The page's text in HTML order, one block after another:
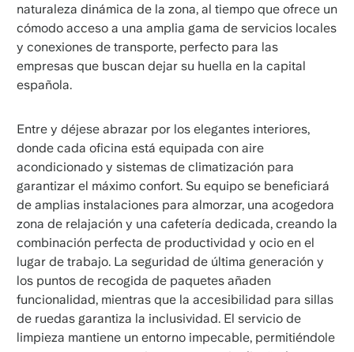
naturaleza dinámica de la zona, al tiempo que ofrece un
cómodo acceso a una amplia gama de servicios locales
y conexiones de transporte, perfecto para las
empresas que buscan dejar su huella en la capital
española.
Entre y déjese abrazar por los elegantes interiores,
donde cada oficina está equipada con aire
acondicionado y sistemas de climatización para
garantizar el máximo confort. Su equipo se beneficiará
de amplias instalaciones para almorzar, una acogedora
zona de relajación y una cafetería dedicada, creando la
combinación perfecta de productividad y ocio en el
lugar de trabajo. La seguridad de última generación y
los puntos de recogida de paquetes añaden
funcionalidad, mientras que la accesibilidad para sillas
de ruedas garantiza la inclusividad. El servicio de
limpieza mantiene un entorno impecable, permitiéndole